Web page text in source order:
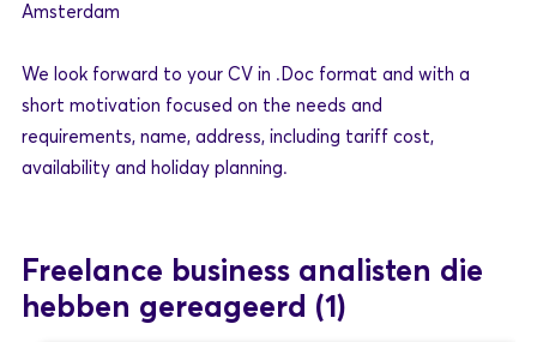
Amsterdam
We look forward to your CV in .Doc format and with a
short motivation focused on the needs and
requirements, name, address, including tariff cost,
availability and holiday planning.
Freelance business analisten die
hebben gereageerd (1)